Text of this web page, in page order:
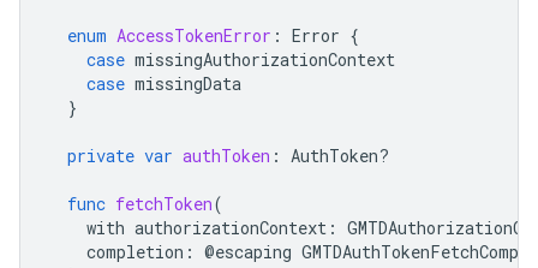
enum AccessTokenError : Error {
case missingAuthorizationContext
case missingData
}
private var authToken : AuthToken?
func fetchToken(
with authorizationContext :
completion : @escaping